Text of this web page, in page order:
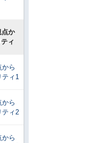
点か
ィ
ら
ティ1
ら
ティ2
ら